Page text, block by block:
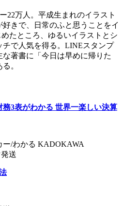
22万人。平成生まれのイラスト
きで、日常のふと思うことをイ
たところ、ゆるいイラストとシ
チで人気を得る。LINEスタンプ
著書に「今日は早めに帰りた
。
3表がわかる 世界一楽しい決算
ー/わかる KADOKAWA
送